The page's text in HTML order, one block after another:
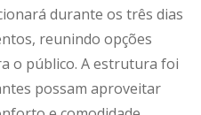
durante os três dias
reunindo opções
o público. A estrutura foi
possam aproveitar